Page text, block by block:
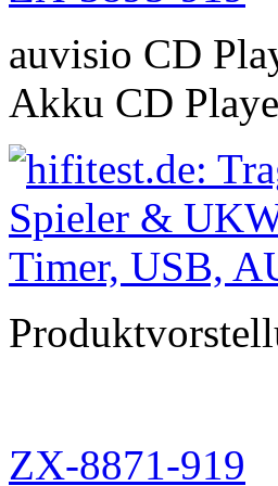
auvisio CD
Akku CD
ZX-8871-919